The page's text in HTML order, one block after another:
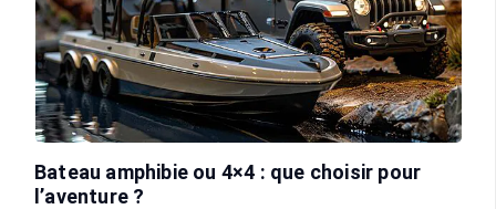
Bateau amphibie ou 4×4 : que choisir pour
l’aventure ?